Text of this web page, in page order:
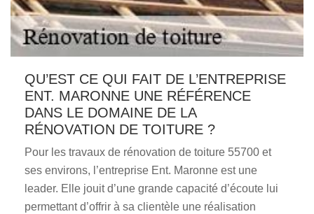
QU’EST CE QUI FAIT DE L’ENTREPRISE
ENT. MARONNE UNE RÉFÉRENCE
DANS LE DOMAINE DE LA
RÉNOVATION DE TOITURE ?
Pour les travaux de rénovation de toiture 55700 et
ses environs, l’entreprise Ent. Maronne est une
leader. Elle jouit d’une grande capacité d’écoute lui
permettant d’offrir à sa clientèle une réalisation